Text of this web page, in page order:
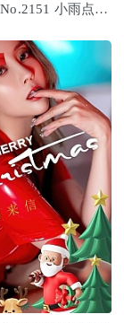
小雨点